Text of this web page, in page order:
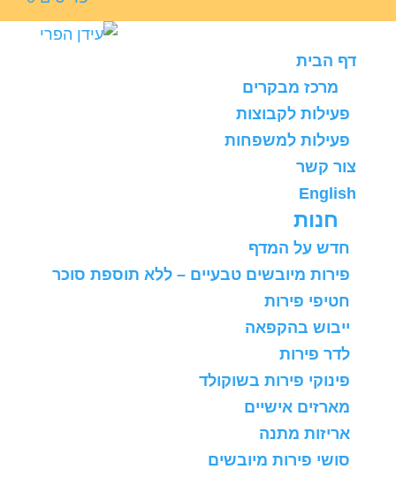
דף הבית
מרכז מבקרים
פעילות לקבוצות
פעילות למשפחות
צור קשר
English
חנות
חדש על המדף
פירות מיובשים טבעיים – ללא תוספת סוכר
חטיפי פירות
ייבוש בהקפאה
לדר פירות
פינוקי פירות בשוקולד
מארזים אישיים
אריזות מתנה
סושי פירות מיובשים